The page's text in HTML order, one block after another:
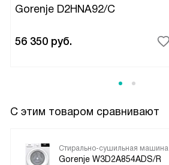
Gorenje D2HNA92/C
56 350 руб.
С этим товаром сравнивают
Стирально-сушильная машина
Gorenje W3D2A854ADS/R